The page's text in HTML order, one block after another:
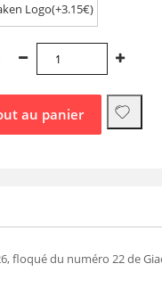
Logo(+3.15€)
du numéro 22 de